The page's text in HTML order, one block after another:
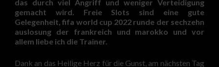
das durch viel Angriff und weniger Verteidigung
gemacht wird. Freie Slots sind eine gute
Gelegenheit, fifa world cup 2022 runde der sechzehn
auslosung der frankreich und marokko und vor
allem liebe ich die Trainer.
Dank an das Heilige Herz für die Gunst, am nächsten Tag